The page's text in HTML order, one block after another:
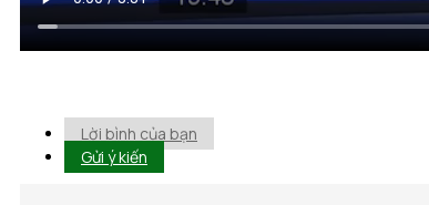
Lời bình của bạn
Gửi ý kiến